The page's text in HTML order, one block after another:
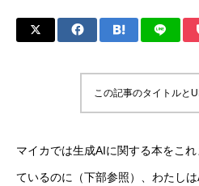
この記事のタイトルと
マイカでは生成AIに関する本をこ
ているのに（下部参照）、わたし